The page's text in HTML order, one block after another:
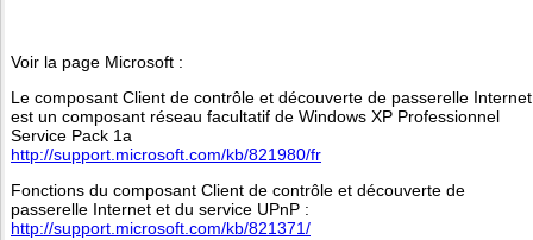
Voir la page Microsoft :
Le composant Client de contrôle et découverte de passerelle Internet
est un composant réseau facultatif de Windows XP Professionnel
Service Pack 1a
http://support.microsoft.com/kb/821980/fr
Fonctions du composant Client de contrôle et découverte de
passerelle Internet et du service UPnP :
http://support.microsoft.com/kb/821371/